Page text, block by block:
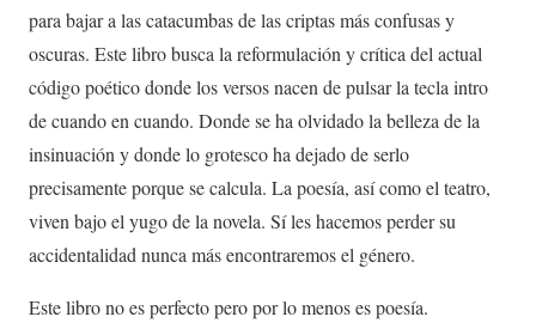
para bajar a las catacumbas de las criptas más confusas y
oscuras. Este libro busca la reformulación y crítica del actual
código poético donde los versos nacen de pulsar la tecla intro
de cuando en cuando. Donde se ha olvidado la belleza de la
insinuación y donde lo grotesco ha dejado de serlo
precisamente porque se calcula. La poesía, así como el teatro,
viven bajo el yugo de la novela. Sí les hacemos perder su
accidentalidad nunca más encontraremos el género.
Este libro no es perfecto pero por lo menos es poesía.